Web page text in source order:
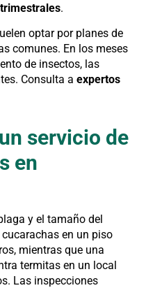
trimestrales.
optar por planes de
comunes. En los meses
de insectos, las
Consulta a expertos
servicio de
en
y el tamaño del
en un piso
mientras que una
termitas en un local
Las inspecciones